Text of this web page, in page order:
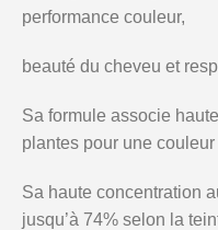
performance couleur,
beauté du cheveu et
Sa formule associe
plantes pour une
Sa haute concentration
jusqu’à 74% selon la